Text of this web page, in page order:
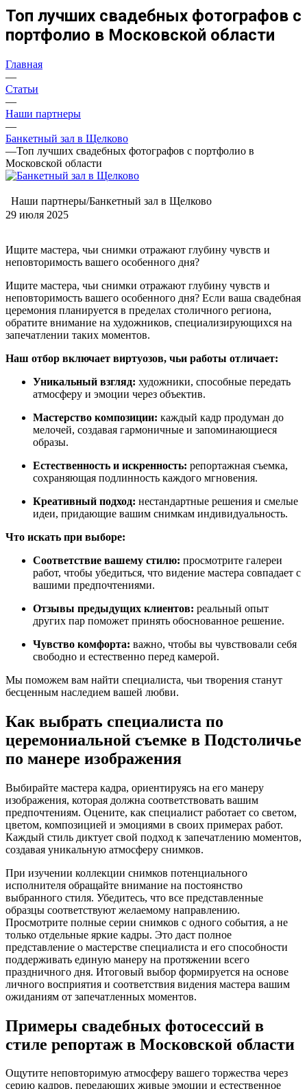
Топ лучших свадебных фотографов с
портфолио в Московской области
Главная
—
Статьи
—
Наши партнеры
—
Банкетный зал в Щелково
—Топ лучших свадебных фотографов с портфолио в
Московской области
Наши партнеры/Банкетный зал в Щелково
29 июля 2025
Ищите мастера, чьи снимки отражают глубину чувств и
неповторимость вашего особенного дня?
Ищите мастера, чьи снимки отражают глубину чувств и
неповторимость вашего особенного дня? Если ваша свадебная
церемония планируется в пределах столичного региона,
обратите внимание на художников, специализирующихся на
запечатлении таких моментов.
Наш отбор включает виртуозов, чьи работы отличает:
Уникальный взгляд: художники, способные передать
атмосферу и эмоции через объектив.
Мастерство композиции: каждый кадр продуман до
мелочей, создавая гармоничные и запоминающиеся
образы.
Естественность и искренность: репортажная съемка,
сохраняющая подлинность каждого мгновения.
Креативный подход: нестандартные решения и смелые
идеи, придающие вашим снимкам индивидуальность.
Что искать при выборе:
Соответствие вашему стилю: просмотрите галереи
работ, чтобы убедиться, что видение мастера совпадает с
вашими предпочтениями.
Отзывы предыдущих клиентов: реальный опыт
других пар поможет принять обоснованное решение.
Чувство комфорта: важно, чтобы вы чувствовали себя
свободно и естественно перед камерой.
Мы поможем вам найти специалиста, чьи творения станут
бесценным наследием вашей любви.
Как выбрать специалиста по
церемониальной съемке в Подстоличье
по манере изображения
Выбирайте мастера кадра, ориентируясь на его манеру
изображения, которая должна соответствовать вашим
предпочтениям. Оцените, как специалист работает со светом,
цветом, композицией и эмоциями в своих примерах работ.
Каждый стиль диктует свой подход к запечатлению моментов,
создавая уникальную атмосферу снимков.
При изучении коллекции снимков потенциального
исполнителя обращайте внимание на постоянство
выбранного стиля. Убедитесь, что все представленные
образцы соответствуют желаемому направлению.
Просмотрите полные серии снимков с одного события, а не
только отдельные яркие кадры. Это даст полное
представление о мастерстве специалиста и его способности
поддерживать единую манеру на протяжении всего
праздничного дня. Итоговый выбор формируется на основе
личного восприятия и соответствия видения мастера вашим
ожиданиям от запечатленных моментов.
Примеры свадебных фотосессий в
стиле репортаж в Московской области
Ощутите неповторимую атмосферу вашего торжества через
серию кадров, передающих живые эмоции и естественное